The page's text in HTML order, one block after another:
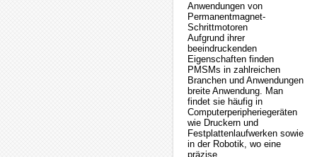
Anwendungen von
Permanentmagnet-
Schrittmotoren
Aufgrund ihrer
beeindruckenden
Eigenschaften finden
PMSMs in zahlreichen
Branchen und Anwendungen
breite Anwendung. Man
findet sie häufig in
Computerperipheriegeräten
wie Druckern und
Festplattenlaufwerken sowie
in der Robotik, wo eine
präzise